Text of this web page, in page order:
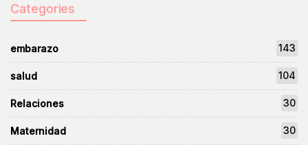
Categories
embarazo 143
salud 104
Relaciones 30
Maternidad 30